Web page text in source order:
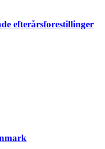
efterårsforestillinger